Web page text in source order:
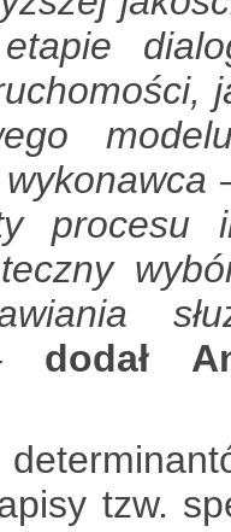
procesu
dodał
tzw.